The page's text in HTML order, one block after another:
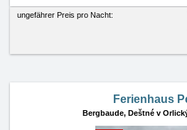
ungefährer Preis pro Nacht:
Ferienhaus
Bergbaude, Deštné v